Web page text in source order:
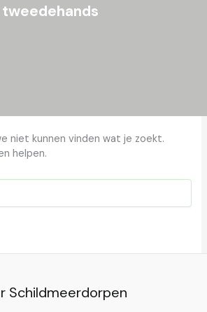
tweedehands
niet kunnen vinden wat je zoekt.
helpen.
Schildmeerdorpen